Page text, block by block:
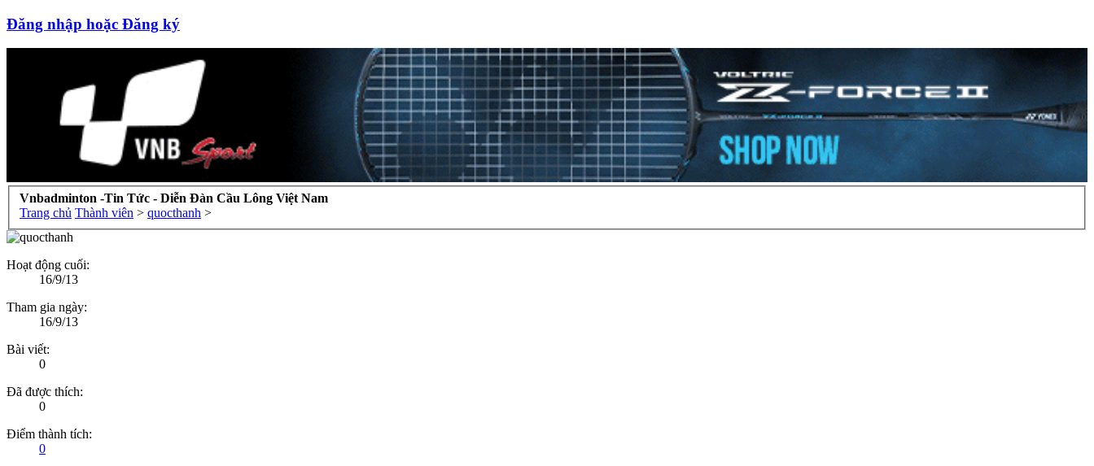
Đăng nhập hoặc Đăng ký
Vnbadminton -Tin Tức - Diễn Đàn Cầu Lông Việt Nam
Trang chủ Thành viên > quocthanh >
Hoạt động cuối:
16/9/13
Tham gia ngày:
16/9/13
Bài viết:
0
Đã được thích:
0
Điểm thành tích:
0